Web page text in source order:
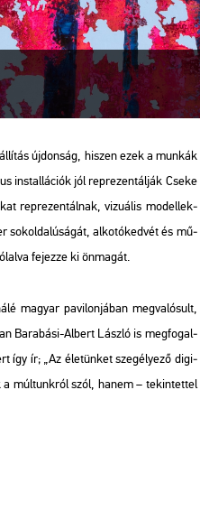
új­don­ság, hi­szen ezek a mun­kák
ins­tal­lá­ci­ók jól rep­re­zen­tál­ják Cseke
rep­re­zen­tál­nak, vi­zu­á­lis mo­del­lek­
sok­ol­da­lú­sá­gát, al­ko­tó­ked­vét és mű­
fe­jez­ze ki ön­ma­gát.
ma­gyar pa­vi­lon­já­ban meg­va­ló­sult,
Ba­ra­bá­si-Al­bert Lász­ló is meg­fo­gal­
így ír; „Az éle­tün­ket sze­gé­lye­ző di­gi­
múl­tunk­ról szól, hanem – te­kin­tet­tel